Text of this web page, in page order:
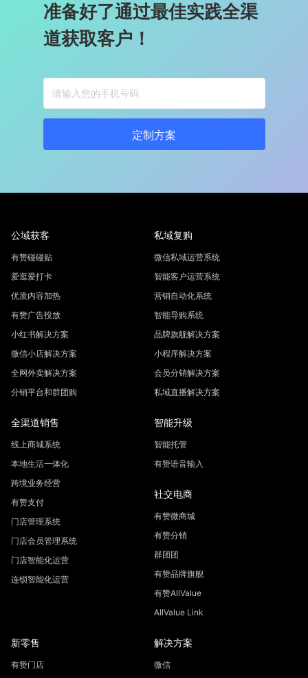
准备好了通过最佳实践全渠
道获取客户！
定制方案
公域获客
有赞碰碰贴
爱逛爱打卡
优质内容加热
有赞广告投放
小红书解决方案
微信小店解决方案
全网外卖解决方案
分销平台和群团购
私域复购
微信私域运营系统
智能客户运营系统
营销自动化系统
智能导购系统
品牌旗舰解决方案
小程序解决方案
会员分销解决方案
私域直播解决方案
全渠道销售
线上商城系统
本地生活一体化
跨境业务经营
有赞支付
门店管理系统
门店会员管理系统
门店智能化运营
连锁智能化运营
智能升级
智能托管
有赞语音输入
社交电商
有赞微商城
有赞分销
群团团
有赞品牌旗舰
有赞AllValue
AllValue Link
新零售
有赞门店
解决方案
微信